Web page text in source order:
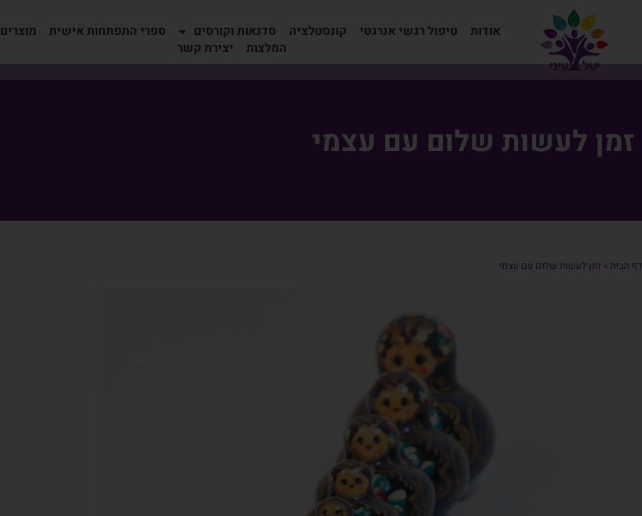
אודות טיפול רגשי אנרגטי קונסטלציה סדנאות וקורסים ספרי התפתחות אישית מוצרים
המלצות
יצירת קשר
זמן לעשות שלום עם עצמי
דף הבית » זמן לעשות שלום עם עצמי